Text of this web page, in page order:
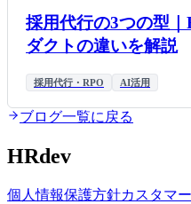
採用代行の3つの型
ダクトの違いを解説
採用代行・RPO AI活用
ブログ一覧に戻る
HRdev
個人情報保護方針カスタマ